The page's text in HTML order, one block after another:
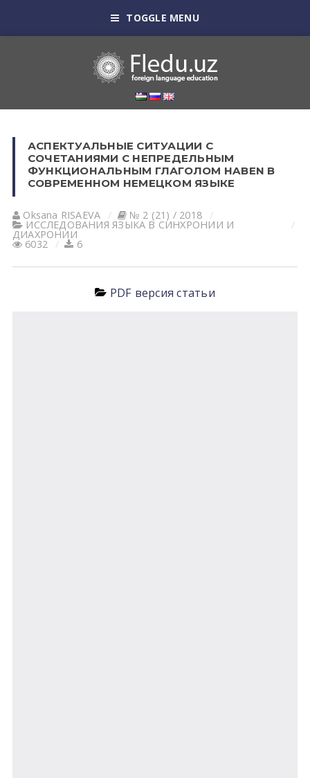
TOGGLE MENU
АСПЕКТУАЛЬНЫЕ СИТУАЦИИ С
СОЧЕТАНИЯМИ С НЕПРЕДЕЛЬНЫМ
ФУНКЦИОНАЛЬНЫМ ГЛАГОЛОМ HABEN В
СОВРЕМЕННОМ НЕМЕЦКОМ ЯЗЫКЕ
Oksana RISАEVА № 2 (21) / 2018
ИССЛЕДОВАНИЯ ЯЗЫКА В СИНХРОНИИ И
ДИАХРОНИИ
6032 6
PDF версия статьи